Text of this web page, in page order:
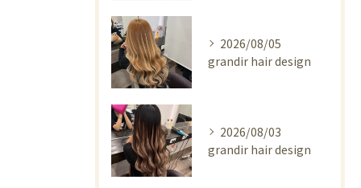
2026/08/05
grandir hair design
2026/08/03
grandir hair design